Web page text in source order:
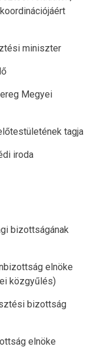
miniszter
Megyei
tagja
iroda
bizottságának
elnöke
közgyűlés)
bizottság
elnöke